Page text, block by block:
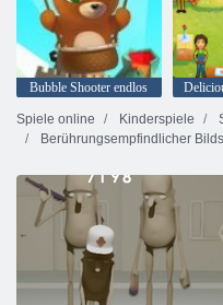
Bubble Shooter endlos
Spiele online
Kinderspiele
Berührungsempfindlicher